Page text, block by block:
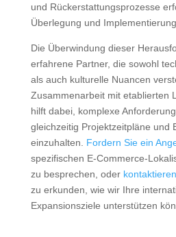
und Rückerstattungsprozesse
Überlegung und Implementierung.
Die Überwindung dieser
erfahrene Partner, die sowohl
als auch kulturelle Nuancen
Zusammenarbeit mit etablierten
hilft dabei, komplexe
gleichzeitig Projektzeitpläne und
einzuhalten. Fordern Sie ein
spezifischen E-Commerce-
zu besprechen, oder kontaktieren
zu erkunden, wie wir Ihre
Expansionsziele unterstützen